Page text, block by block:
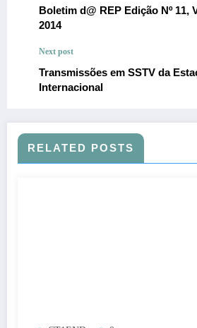
Boletim d@ REP Edição Nº 11,
2014
Next post
Transmissões em SSTV da
Internacional
RELATED POSTS